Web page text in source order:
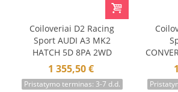
Coiloveriai D2 Racing
Sport AUDI A3 MK2
HATCH 5D 8PA 2WD
50mm 04-12
1 355,50 €
Pristatymo terminas: 3-7 d.d.